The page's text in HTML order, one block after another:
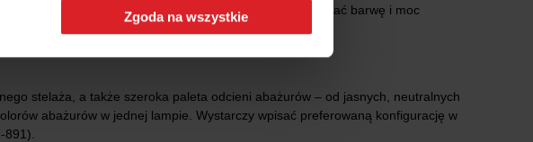
Zgoda na wszystkie
energetycznych od A do G, dzięki czemu łatwo dopasować barwę i moc
stelaża, a także szeroka paleta odcieni abażurów – od jasnych, neutralnych
abażurów w jednej lampie. Wystarczy wpisać preferowaną konfigurację w